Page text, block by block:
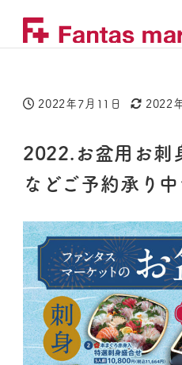
投稿日
2022年7月11日
更新日
2022
2022.お盆用お刺
などご予約承り中